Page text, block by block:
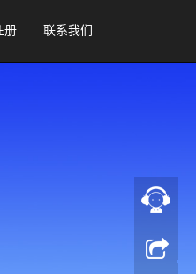
册 联系我们